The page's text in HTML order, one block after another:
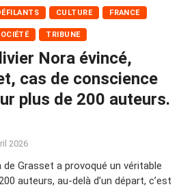
CULTURE FRANCE
TRIBUNE
Nora évincé,
cas de conscience
plus de 200 auteurs.
2026
de Grasset a provoqué un véritable
auteurs, au-delà d’un départ, c’est